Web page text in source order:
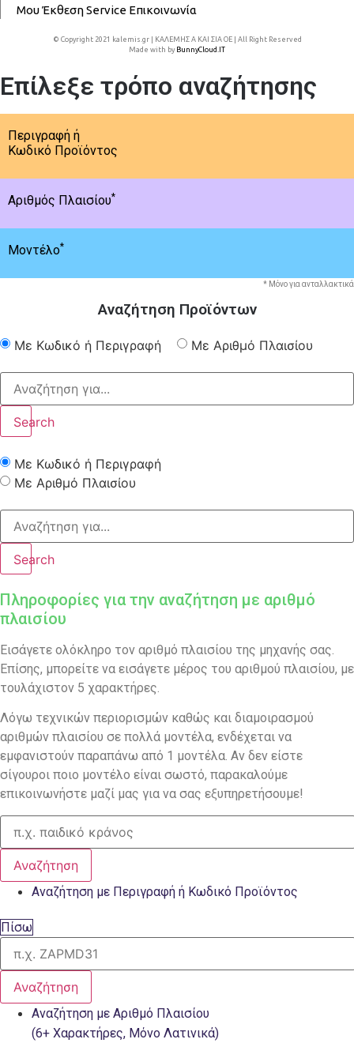
ΜουΈκθεσηService Επικοινωνία
© Copyright 2021 kalemis.gr | ΚΑΛΕΜΗΣ Α ΚΑΙ ΣΙΑ ΟΕ | All Right Reserved
Made with by BunnyCloud.IT
Επίλεξε τρόπο αναζήτησης
Περιγραφή ή
Κωδικό Προϊόντος
Αριθμός Πλαισίου*
Μοντέλο*
* Μόνο για ανταλλακτικά
Αναζήτηση Προϊόντων
Με Κωδικό ή Περιγραφή Με Αριθμό Πλαισίου
Search
Με Κωδικό ή Περιγραφή
Με Αριθμό Πλαισίου
Search
Πληροφορίες για την αναζήτηση με αριθμό
πλαισίου
Εισάγετε ολόκληρο τον αριθμό πλαισίου της μηχανής σας.
Επίσης, μπορείτε να εισάγετε μέρος του αριθμού πλαισίου, με
τουλάχιστον 5 χαρακτήρες.
Λόγω τεχνικών περιορισμών καθώς και διαμοιρασμού
αριθμών πλαισίου σε πολλά μοντέλα, ενδέχεται να
εμφανιστούν παραπάνω από 1 μοντέλα. Αν δεν είστε
σίγουροι ποιο μοντέλο είναι σωστό, παρακαλούμε
επικοινωνήστε μαζί μας για να σας εξυπηρετήσουμε!
Αναζήτηση
Αναζήτηση με Περιγραφή ή Κωδικό Προϊόντος
Πίσω
Αναζήτηση
Αναζήτηση με Αριθμό Πλαισίου
(6+ Χαρακτήρες, Μόνο Λατινικά)